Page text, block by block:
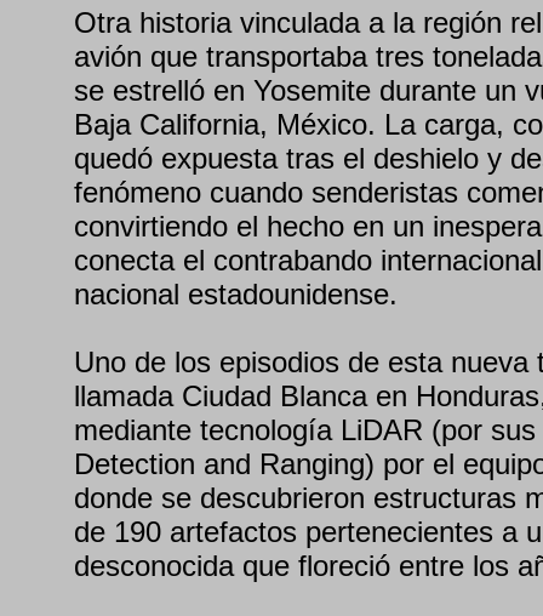
Otra historia vinculada a la región
avión que transportaba tres
se estrelló en Yosemite durante un
Baja California, México. La carga,
quedó expuesta tras el deshielo y
fenómeno cuando senderistas
convirtiendo el hecho en un
conecta el contrabando
nacional estadounidense.
Uno de los episodios de esta nueva
llamada Ciudad Blanca en
mediante tecnología LiDAR (por
Detection and Ranging) por el
donde se descubrieron estructuras
de 190 artefactos pertenecientes a
desconocida que floreció entre los